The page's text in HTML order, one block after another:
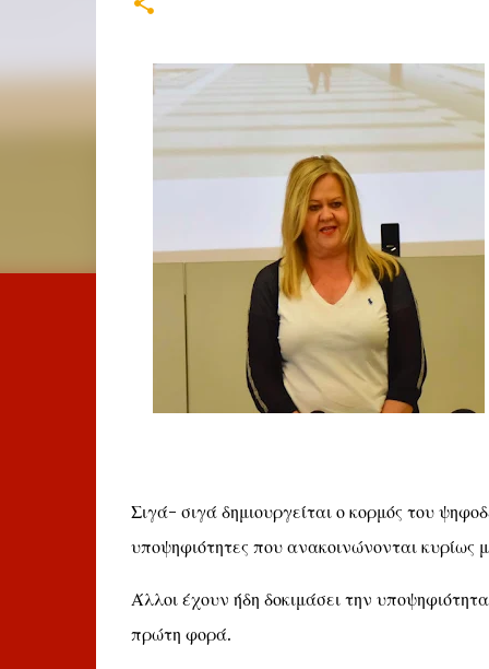
Σιγά- σιγά δημιουργείται ο κορμός του
υποψηφιότητες που ανακοινώνονται
Άλλοι έχουν ήδη δοκιμάσει την
πρώτη φορά.